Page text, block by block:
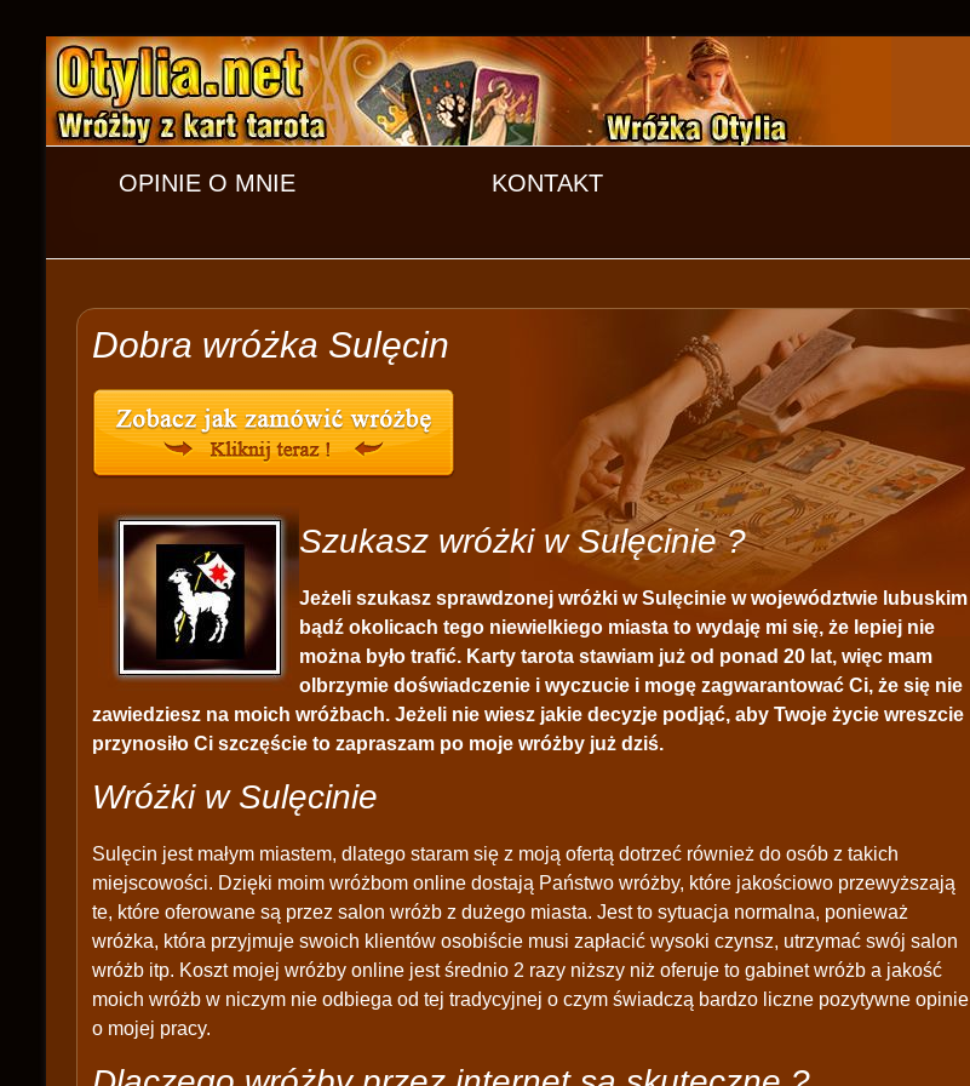
OPINIE O MNIE KONTAKT
Dobra wróżka Sulęcin
Szukasz wróżki w Sulęcinie ?
Jeżeli szukasz sprawdzonej wróżki w Sulęcinie w województwie lubuskim
bądź okolicach tego niewielkiego miasta to wydaję mi się, że lepiej nie
można było trafić. Karty tarota stawiam już od ponad 20 lat, więc mam
olbrzymie doświadczenie i wyczucie i mogę zagwarantować Ci, że się nie
zawiedziesz na moich wróżbach. Jeżeli nie wiesz jakie decyzje podjąć, aby Twoje życie wreszcie
przynosiło Ci szczęście to zapraszam po moje wróżby już dziś.
Wróżki w Sulęcinie
Sulęcin jest małym miastem, dlatego staram się z moją ofertą dotrzeć również do osób z takich
miejscowości. Dzięki moim wróżbom online dostają Państwo wróżby, które jakościowo przewyższają
te, które oferowane są przez salon wróżb z dużego miasta. Jest to sytuacja normalna, ponieważ
wróżka, która przyjmuje swoich klientów osobiście musi zapłacić wysoki czynsz, utrzymać swój salon
wróżb itp. Koszt mojej wróżby online jest średnio 2 razy niższy niż oferuje to gabinet wróżb a jakość
moich wróżb w niczym nie odbiega od tej tradycyjnej o czym świadczą bardzo liczne pozytywne opinie
o mojej pracy.